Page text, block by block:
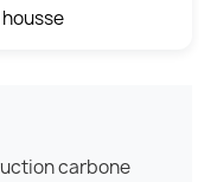
carbone